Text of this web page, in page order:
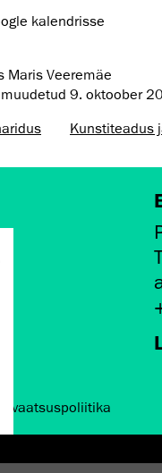
kalendrisse
Maris Veeremäe
9. oktoober
Kunstiteadus